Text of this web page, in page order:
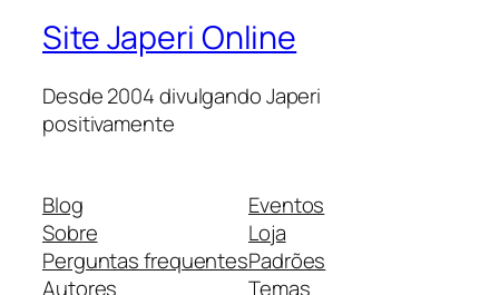
Site Japeri Online
Desde 2004 divulgando Japeri
positivamente
Blog
Sobre
Perguntas frequentes
Autores
Eventos
Loja
Padrões
Temas